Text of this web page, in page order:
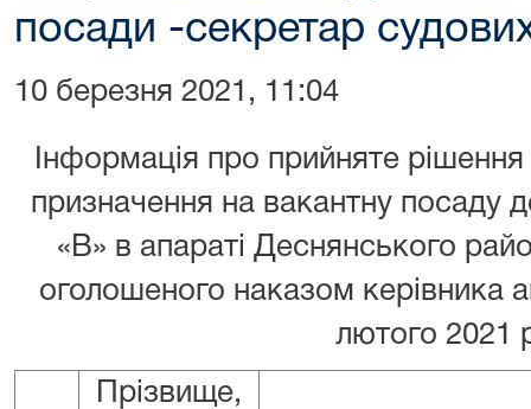
посади -секретар
10 березня 2021, 11:04
Інформація про прийняте
призначення на вакантну посаду
«В» в апараті Деснянського
оголошеного наказом керівника
лютого 2021
Прізвище,